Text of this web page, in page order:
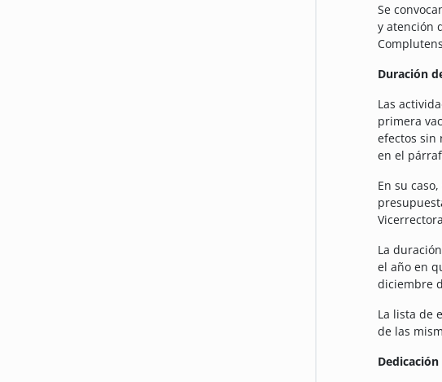
Se
y atención
Duración
Las
primera
efectos sin
en el
En su
La
el año en
diciembre
La lista de
de las
Dedicación